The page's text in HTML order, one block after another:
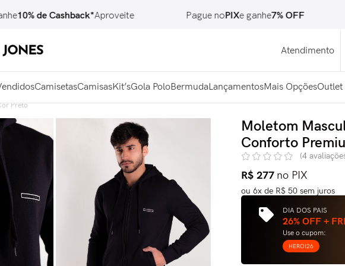
de Cashback*Aproveite Pague noPIX e ganhe 7% OFF
Atendimento
CamisetasCamisasKit’sGola PoloBermudaLançamentosMais OpçõesOutlet
Preto
Moletom
Conforto
(4
R$ 277 no PIX
ou6x de R$ 50 sem juros
DIA DOS PAIS
26% OFF +
Use o cupom:
HEROI26